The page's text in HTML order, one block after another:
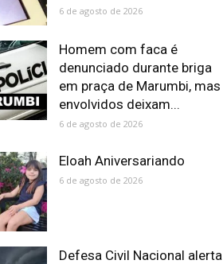
6 de agosto de 2026
Homem com faca é
denunciado durante briga
em praça de Marumbi, mas
envolvidos deixam...
6 de agosto de 2026
Eloah Aniversariando
6 de agosto de 2026
Defesa Civil Nacional alerta